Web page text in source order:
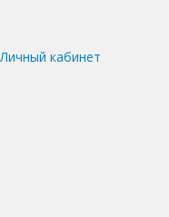
Личный кабинет